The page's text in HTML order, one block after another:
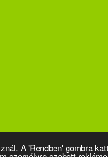
A 'Rendben' gombra